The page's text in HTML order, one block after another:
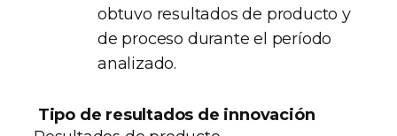
obtuvo resultados de producto y
de proceso durante el período
analizado.
Tipo de
ENDEI 1 (2010-